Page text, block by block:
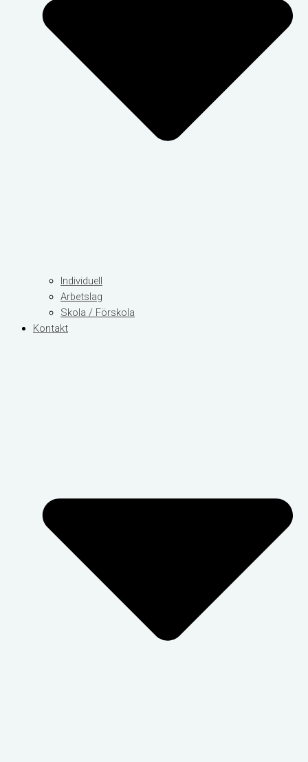
Individuell
Arbetslag
Skola / Förskola
Kontakt